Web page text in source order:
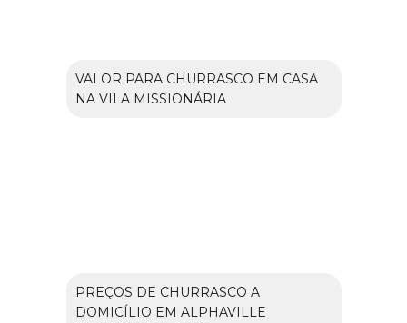
VALOR PARA CHURRASCO EM CASA
NA VILA MISSIONÁRIA
PREÇOS DE CHURRASCO A
DOMICÍLIO EM ALPHAVILLE